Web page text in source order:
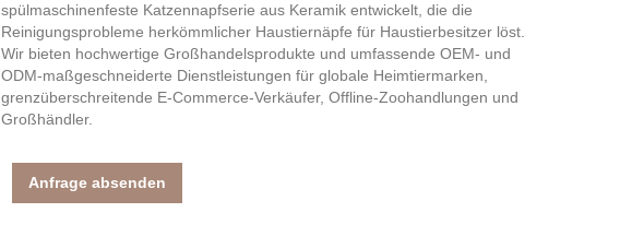
spülmaschinenfeste Katzennapfserie aus Keramik entwickelt, die die
Reinigungsprobleme herkömmlicher Haustiernäpfe für Haustierbesitzer löst.
Wir bieten hochwertige Großhandelsprodukte und umfassende OEM- und
ODM-maßgeschneiderte Dienstleistungen für globale Heimtiermarken,
grenzüberschreitende E-Commerce-Verkäufer, Offline-Zoohandlungen und
Großhändler.
Anfrage absenden